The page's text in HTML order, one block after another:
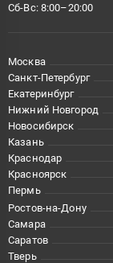
Сб-Вс: 8:00–20:00
Москва
Санкт-Петербург
Екатеринбург
Нижний Новгород
Новосибирск
Казань
Краснодар
Красноярск
Пермь
Ростов-на-Дону
Самара
Саратов
Тверь